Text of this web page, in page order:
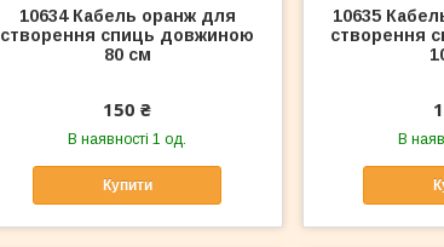
10634 Кабель оранж для
створення спиць довжиною
80 см
150 ₴
В наявності 1 од.
Купити
10635
створення
В